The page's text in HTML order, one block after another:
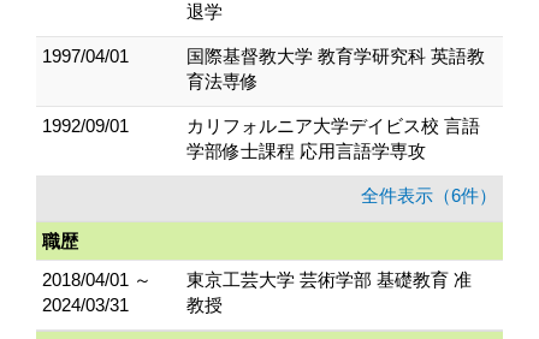
退学
1997/04/01
国際基督教大学 教育学研究科 英語教
育法専修
1992/09/01
カリフォルニア大学デイビス校 言語
学部修士課程 応用言語学専攻
全件表示（6件）
職歴
2018/04/01 ～
2024/03/31
東京工芸大学 芸術学部 基礎教育 准
教授